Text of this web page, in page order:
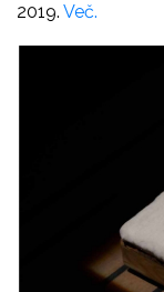
2019. Več.